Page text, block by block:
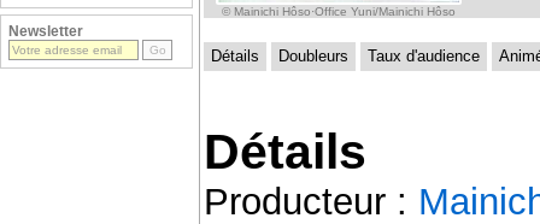
© Mainichi Hôso·Office Yuni/Mainichi Hôso
Détails Doubleurs Taux d'audience
Détails
Producteur :
Newsletter